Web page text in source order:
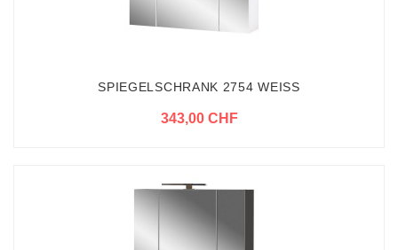
SPIEGELSCHRANK 2754 WEISS
343,00 CHF